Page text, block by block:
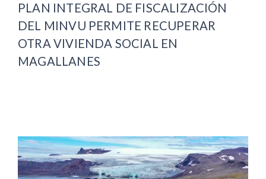
PLAN INTEGRAL DE FISCALIZACIÓN
DEL MINVU PERMITE RECUPERAR
OTRA VIVIENDA SOCIAL EN
MAGALLANES